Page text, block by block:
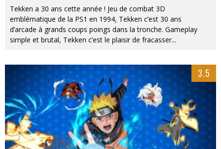
Tekken a 30 ans cette année ! Jeu de combat 3D
emblématique de la PS1 en 1994, Tekken c’est 30 ans
d’arcade à grands coups poings dans la tronche. Gameplay
simple et brutal, Tekken c’est le plaisir de fracasser...
3.5